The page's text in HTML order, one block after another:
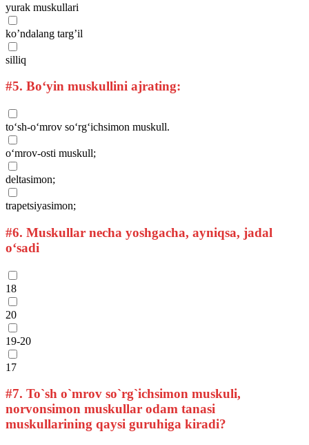
yurak muskullari
ko’ndalang targ’il
silliq
#5. Bo‘yin muskullini ajrating:
to‘sh-o‘mrov so‘rg‘ichsimon muskull.
o‘mrov-osti muskull;
deltasimon;
trapetsiyasimon;
#6. Muskullar necha yoshgacha, ayniqsa, jadal
o‘sadi
18
20
19-20
17
#7. To`sh o`mrov so`rg`ichsimon muskuli,
norvonsimon muskullar odam tanasi
muskullarining qaysi guruhiga kiradi?